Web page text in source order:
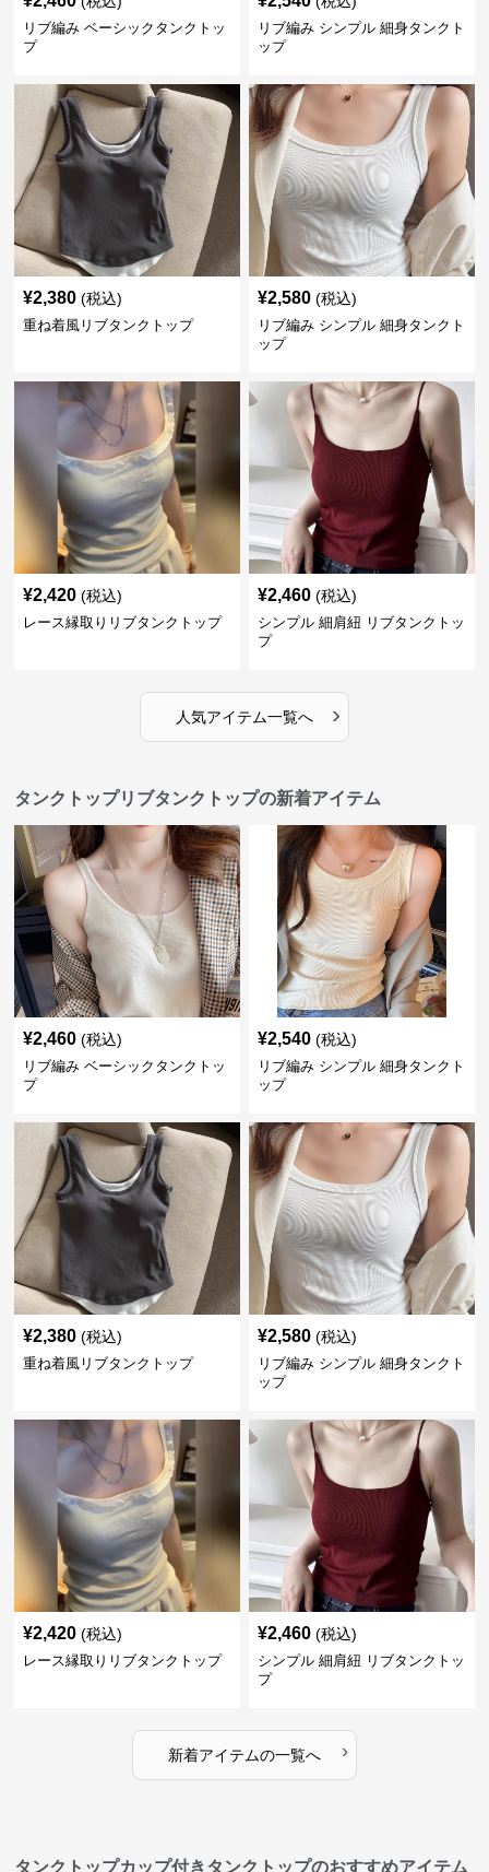
リブ編み ベーシックタンクトッ
プ
リブ編み シンプル 細身タンクト
ップ
¥2,380 (税込)
重ね着風リブタンクトップ
¥2,580 (税込)
リブ編み シンプル 細身タンクト
ップ
¥2,420 (税込)
レース縁取りリブタンクトップ
¥2,460 (税込)
シンプル 細肩紐 リブタンクトッ
プ
人気アイテム一覧へ ›
タンクトップリブタンクトップの新着アイテム
¥2,460 (税込)
リブ編み ベーシックタンクトッ
プ
¥2,540 (税込)
リブ編み シンプル 細身タンクト
ップ
¥2,380 (税込)
重ね着風リブタンクトップ
¥2,580 (税込)
リブ編み シンプル 細身タンクト
ップ
¥2,420 (税込)
レース縁取りリブタンクトップ
¥2,460 (税込)
シンプル 細肩紐 リブタンクトッ
プ
新着アイテムの一覧へ ›
タンクトップカップ付きタンクトップのおすすめアイテム